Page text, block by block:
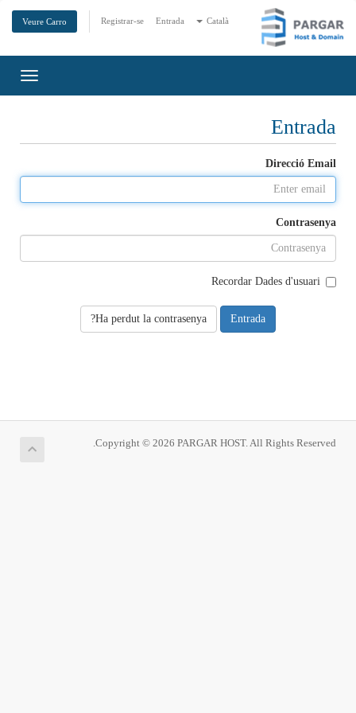
Català
Entrada
Registrar-se
Veure Carro
Entrada
Direcció Email
Contrasenya
Recordar Dades d'usuari
Ha perdut la contrasenya?
Copyright © 2026 PARGAR HOST. All Rights Reserved.